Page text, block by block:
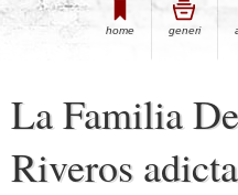
home generi
La Familia
Riveros